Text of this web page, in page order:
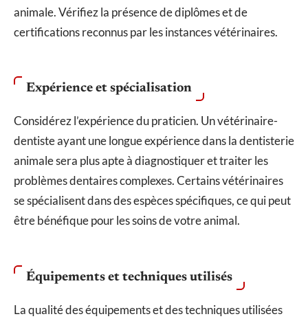
animale. Vérifiez la présence de diplômes et de
certifications reconnus par les instances vétérinaires.
Expérience et spécialisation
Considérez l’expérience du praticien. Un vétérinaire-
dentiste ayant une longue expérience dans la dentisterie
animale sera plus apte à diagnostiquer et traiter les
problèmes dentaires complexes. Certains vétérinaires
se spécialisent dans des espèces spécifiques, ce qui peut
être bénéfique pour les soins de votre animal.
Équipements et techniques utilisés
La qualité des équipements et des techniques utilisées